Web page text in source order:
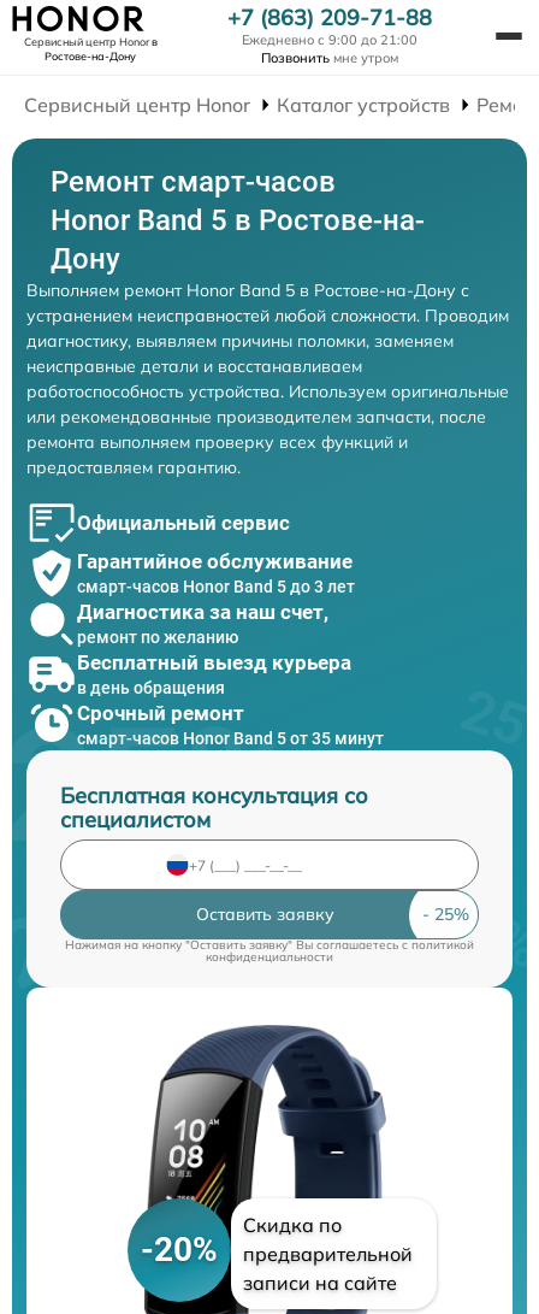
Сервисный центр Honorв
Ростове-на-Дону
+7 (863) 209-71-88
Ежедневно с 9:00 до 21:00
Позвонить мне утром
Сервисный центр Honor Каталог устройств
Ремонт смарт-часов
Honor Band 5 в Ростове-на-
Дону
Выполняем ремонт Honor Band 5 в Ростове-на-Дону с
устранением неисправностей любой сложности. Проводим
диагностику, выявляем причины поломки, заменяем
неисправные детали и восстанавливаем
работоспособность устройства. Используем оригинальные
или рекомендованные производителем запчасти, после
ремонта выполняем проверку всех функций и
предоставляем гарантию.
Официальный сервис
Гарантийное обслуживание
смарт-часов Honor Band 5 до 3 лет
Диагностика за наш счет,
ремонт по желанию
Бесплатный выезд курьера
в день обращения
Срочный ремонт
смарт-часов Honor Band 5 от 35 минут
Бесплатная консультация со
специалистом
Оставить заявку
Нажимая на кнопку "Оставить заявку" Вы соглашаетесь cполитикой
конфиденциальности
-20%
Скидка по
предварительной
записи на сайте